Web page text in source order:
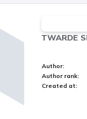
TWARDE
Author:
Author rank:
Created at: